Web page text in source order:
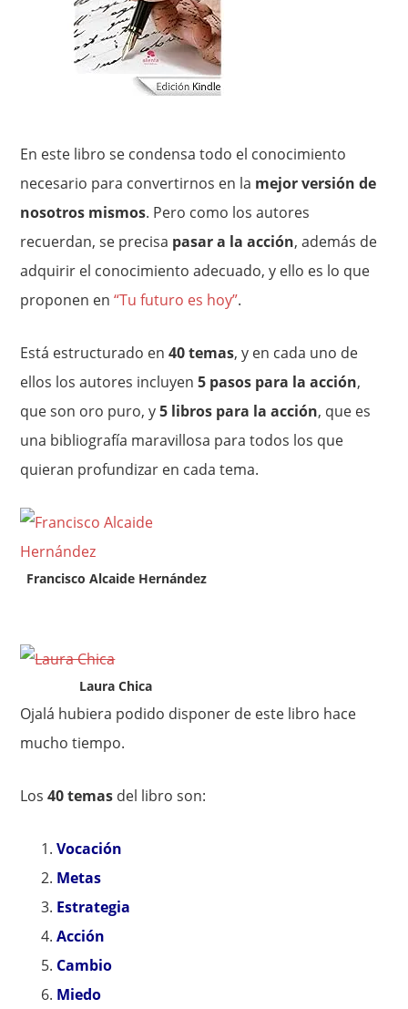
En este libro se condensa todo el conocimiento
necesario para convertirnos en la mejor versión de
nosotros mismos. Pero como los autores
recuerdan, se precisa pasar a la acción, además de
adquirir el conocimiento adecuado, y ello es lo que
proponen en“Tu futuro es hoy”.
Está estructurado en40 temas, y en cada uno de
ellos los autores incluyen5 pasos para la acción,
que son oro puro, y5 libros para la acción, que es
una bibliografía maravillosa para todos los que
quieran profundizar en cada tema.
Francisco Alcaide Hernández
Laura Chica
Ojalá hubiera podido disponer de este libro hace
mucho tiempo.
Los40 temas del libro son:
Vocación
Metas
Estrategia
Acción
Cambio
Miedo